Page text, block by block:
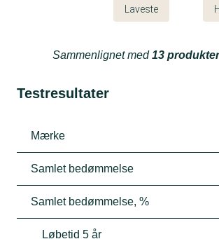
Laveste
Sammenlignet med13 produkter
Testresultater
Mærke
Samlet bedømmelse
Samlet bedømmelse, %
Løbetid 5 år